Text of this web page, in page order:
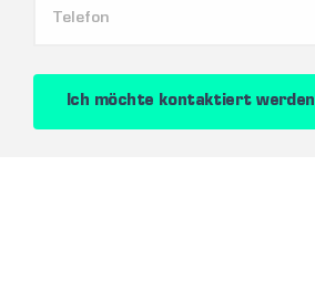
Ich möchte kontaktiert werden